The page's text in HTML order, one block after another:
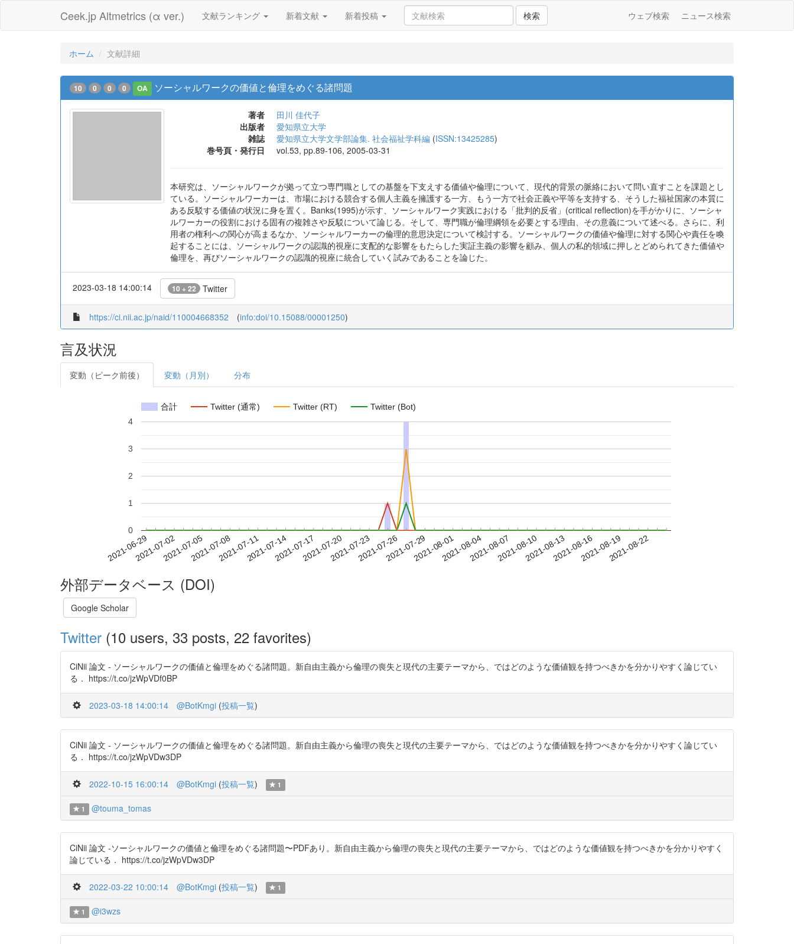
Ceek.jp Altmetrics (α ver.) 文献ランキング 新着文献 新着投稿 検索 ウェブ検索 ニュース検索
ホーム 文献詳細
10 0 0 0 OA ソーシャルワークの価値と倫理をめぐる諸問題
著者
田川 佳代子
出版者
愛知県立大学
雑誌
愛知県立大学文学部論集. 社会福祉学科編 (ISSN:13425285)
巻号頁・発行日
vol.53, pp.89-106, 2005-03-31
本研究は、ソーシャルワークが拠って立つ専門職としての基盤を下支えする価値や倫理について、現代的背景の脈絡において問い直すことを課題とし
ている。ソーシャルワーカーは、市場における競合する個人主義を擁護する一方、もう一方で社会正義や平等を支持する、そうした福祉国家の本質に
ある反駁する価値の状況に身を置く。Banks(1995)が示す、ソーシャルワーク実践における「批判的反省」(critical reflection)を手がかりに、ソーシャ
ルワーカーの役割における固有の複雑さや反駁について論じる。そして、専門職が倫理綱領を必要とする理由、その意義について述べる。さらに、利
用者の権利への関心が高まるなか、ソーシャルワーカーの倫理的意思決定について検討する。ソーシャルワークの価値や倫理に対する関心や責任を喚
起することには、ソーシャルワークの認識的視座に支配的な影響をもたらした実証主義の影響を顧み、個人の私的領域に押しとどめられてきた価値や
倫理を、再びソーシャルワークの認識的視座に統合していく試みであることを論じた。
2023-03-18 14:00:14 10 + 22 Twitter
https://ci.nii.ac.jp/naid/110004668352 (info:doi/10.15088/00001250)
言及状況
変動（ピーク前後） 変動（月別） 分布
合計 Twitter (通常) Twitter (RT) Twitter (Bot)
2021-06-292021-07-022021-07-052021-07-082021-07-112021-07-142021-07-172021-07-202021-07-232021-07-262021-07-292021-08-012021-08-042021-08-072021-08-102021-08-132021-08-162021-08-192021-08-22
0
1
2
3
4
外部データベース (DOI)
Google Scholar
Twitter (10 users, 33 posts, 22 favorites)
CiNii 論文 - ソーシャルワークの価値と倫理をめぐる諸問題。新自由主義から倫理の喪失と現代の主要テーマから、ではどのような価値観を持つべきかを分かりやすく論じてい
る． https://t.co/jzWpVDf0BP
2023-03-18 14:00:14 @BotKmgi (投稿一覧)
CiNii 論文 - ソーシャルワークの価値と倫理をめぐる諸問題。新自由主義から倫理の喪失と現代の主要テーマから、ではどのような価値観を持つべきかを分かりやすく論じてい
る． https://t.co/jzWpVDw3DP
2022-10-15 16:00:14 @BotKmgi (投稿一覧) 1
1 @touma_tomas
CiNii 論文 -ソーシャルワークの価値と倫理をめぐる諸問題〜PDFあり。新自由主義から倫理の喪失と現代の主要テーマから、ではどのような価値観を持つべきかを分かりやすく
論じている． https://t.co/jzWpVDw3DP
2022-03-22 10:00:14 @BotKmgi (投稿一覧) 1
1 @i3wzs